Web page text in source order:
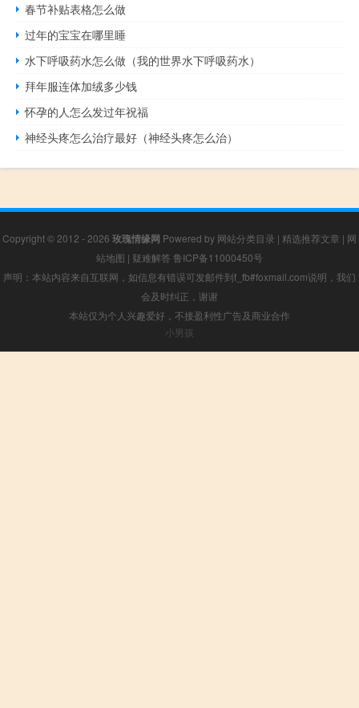
春节补贴表格怎么做
过年的宝宝在哪里睡
水下呼吸药水怎么做（我的世界水下呼吸药水）
拜年服连体加绒多少钱
怀孕的人怎么发过年祝福
神经头疼怎么治疗最好（神经头疼怎么治）
Copyright © 2012 - 2026 玫瑰情缘网 Powered by 网站分类目录 | 精选推荐文章 | 网
站地图 | 疑难解答 鲁ICP备11000450号
声明：本站内容来自互联网，如信息有错误可发邮件到f_fb#foxmail.com说明，我们
会及时纠正，谢谢
本站仅为个人兴趣爱好，不接盈利性广告及商业合作
小男孩